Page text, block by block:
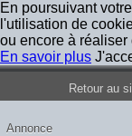
En poursuivant
l'utilisation de
ou encore à
En savoir plus
Retour au
Annonce